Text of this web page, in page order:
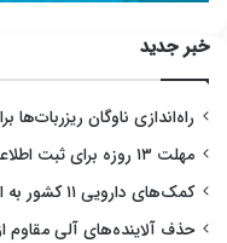
خبر جدید
راه‌اندازی ناوگان
مهلت ۱۳ روزه برای ثبت اطلاعات کالاهای پزشکی
کمک‌های دارویی ۱۱ کشور به ایران در دوران جنگ
حذف آلاینده‌های آلی مقاوم